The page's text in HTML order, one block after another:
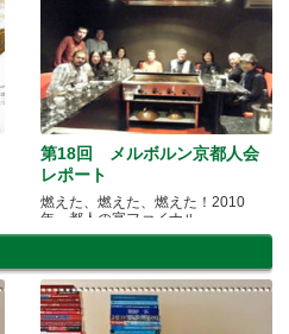
第18回 メルボルン京都人会
レポート
燃えた、燃えた、燃えた！2010
年、都人の宴ファイナル。